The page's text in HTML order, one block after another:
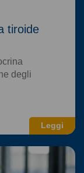
Leggi
tiroide
degli